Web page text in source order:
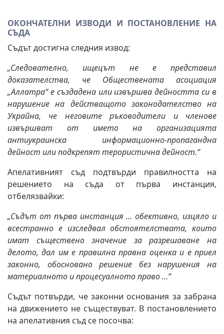
ОКОНЧАТЕЛНИ ИЗВОДИ И ПОСТАНОВЛЕНИЕ НА
СЪДА
Съдът достигна следния извод:
„Следователно, ищецът не е представил
доказателства, че Обществената асоциация
„Аллатра“ е създадена или извършва дейността си в
нарушение на действащото законодателство на
Украйна, че неговите ръководители и членове
извършват от името на организацията
антиукраинска информационно-пропагандна
дейност или подкрепят терористична дейност.“
Апелативният съд подтвърди правилността на
решението на съда от първа инстанция,
отбелязвайки:
„Съдът от първа инстанция … обективно, изцяло и
всестранно е изследвал обстоятелствата, които
имат съществено значение за разрешаване на
делото, дал им е правилна правна оценка и е приел
законно, обосновано решение без нарушения на
материалното и процесуалното право …“
Съдът потвърди, че законни основания за забрана
на движението не съществуват. В постановлението
на апелативния съд се посочва: